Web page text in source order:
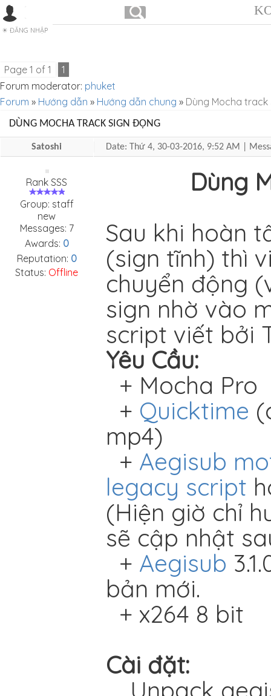
ĐĂNG NHẬP
Page 1 of 1
1
Forum moderator: phuket
Forum » Hướng dẫn » Hướng dẫn chung » Dùng Mocha
DÙNG MOCHA TRACK SIGN ĐỘNG
Satoshi Date: Thứ 4, 30-03-2016, 9:52 AM |
Rank SSS
Group: staff
new
Messages: 7
Awards: 0
Reputation: 0
Status: Offline
Dùng
Sau khi hoàn
(sign tĩnh) thì
chuyển động
sign nhờ vào
script viết bởi
Yêu Cầu:
+ Mocha Pro
+ Quicktime
mp4)
+ Aegisub
legacy script
(Hiện giờ chỉ
sẽ cập nhật
+ Aegisub
bản mới.
+ x264 8 bit
Cài đặt: